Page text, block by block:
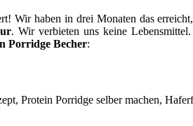
Wir haben in drei Monaten das
. Wir verbieten uns keine
Porridge Becher: